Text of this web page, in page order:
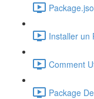
Installer un
Comment
Package